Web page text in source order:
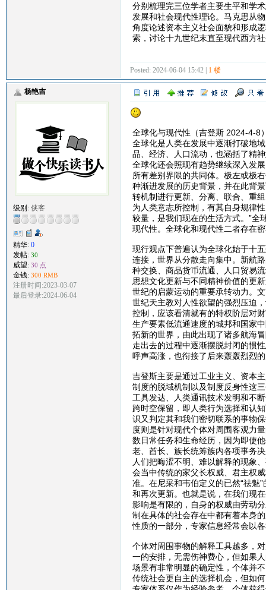
分别梳理完三位学者主要生平和学
发展和社会现代性理论。马克思从
角度论述资本主义社会面貌和形成
索，讨论十九世纪末直至现代西方
Posted: 2024-06-04 15:42 | 1 楼
杨艳吉
级别: 侠客
精华: 0
发帖: 30
威望: 30 点
金钱: 300 RMB
注册时间:2023-03-07
最后登录:2024-06-04
全球化与现代性（吉登斯 2024-4-8
全球化是人类在发展中逐渐打破地
品、经济、人口流动，也涵括了精
全球化还会照现有趋势继续深入发
所有差别界限的共同体。极左或极
种渐进发展的历史背景，并在此背
转机制进行更新、分离、联合、重
为人类意志所控制，有其自身规律
较量，是我们现在的生活方式。”全
现代性。全球化和现代性二者存在
现行观点下普遍认为全球化始于十
连接，世界从分散走向集中。新航
种交换、商品货币流通、人口贸易
思想文化更新与不同精神价值的更
世纪的启蒙运动的重要承转动力。
世纪天主教对人性欲望的强烈压迫
控制，应该看清就有的特权阶层对
生产要素低流通速度的城邦和国家
拓新的世界，由此出现了诸多航海
走出去的过程中逐渐摆脱封闭的惯
呼声高涨，也衔接了后来轰轰烈烈
吉登斯主要是通过工业主义、资本
制度的脱域机制以及制度反身性这
工具发达、人类通讯技术发明和不
跨时空保留，即人类行为选择和认
识又判定其和我们密切联系的事物
度则是针对现代个体对周围客观力
数日常任务和生命经历，因为即使
老、酋长、族长统筹族内各项事务
人们把晦涩不明、难以解释的现象
会当中传统的家父长权威、君主权
准。在尼采和韦伯定义的已然“祛魅
和再次更新。也就是说，在我们现
影响是有限的，自身的权威由劳动
制在具体的社会存在中都有着本身
性质的一部分，专家信息经常会以
个体对周围事物的解释工具越多，
一的安排，无需伤神费心，但如果
场景有非常明显的确定性，个体并
传统社会更自主的选择机会，但如